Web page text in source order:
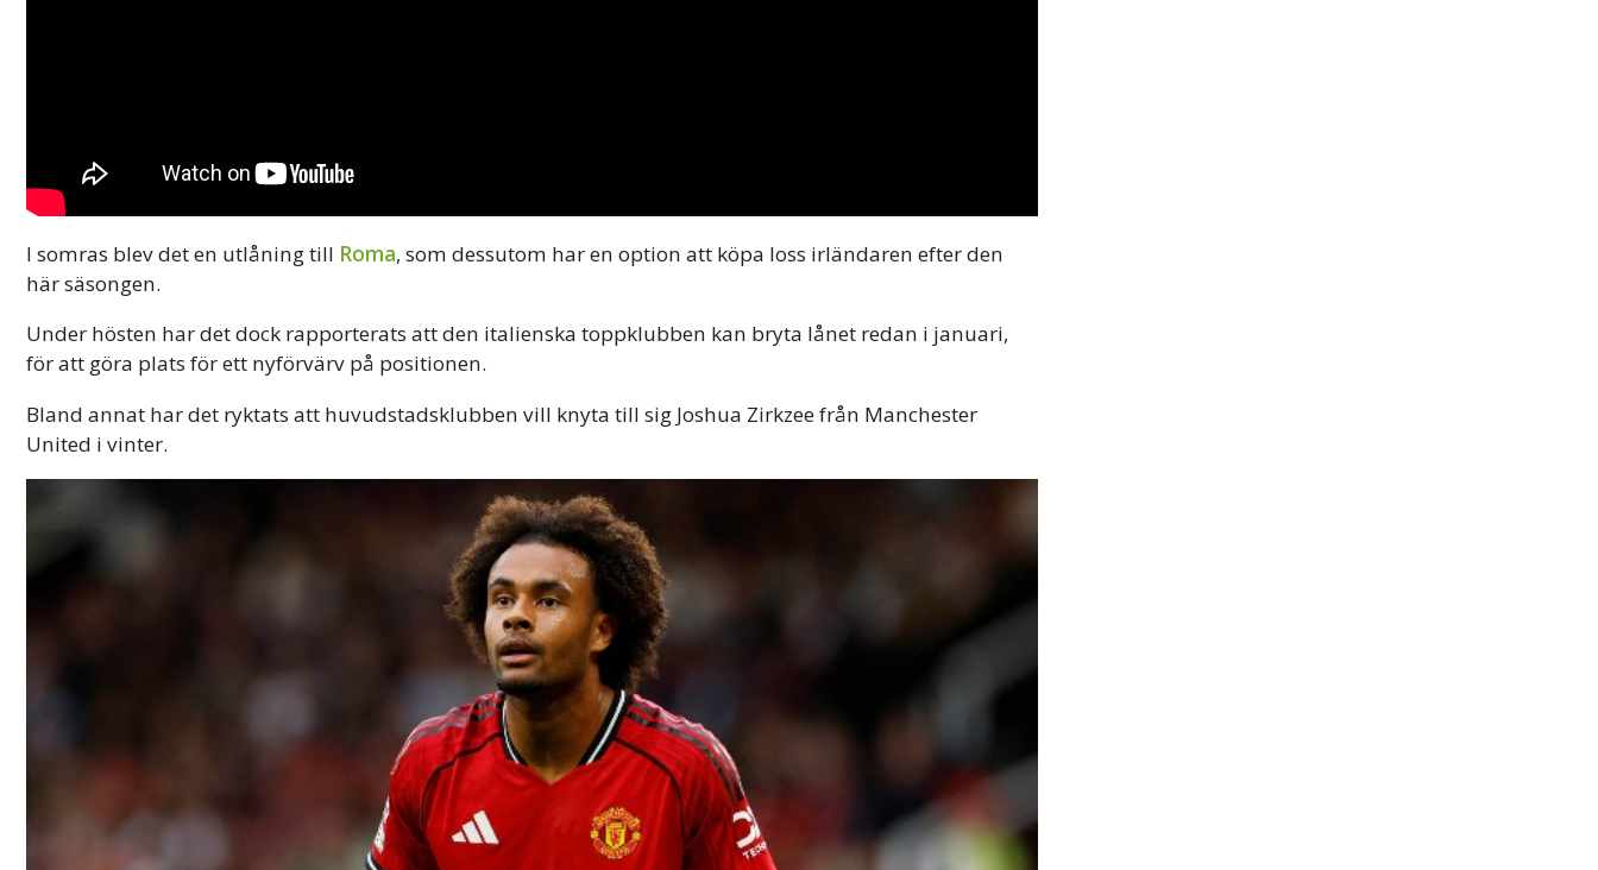
I somras blev det en utlåning till Roma, som dessutom har en option att köpa loss irländaren efter den
här säsongen.
Under hösten har det dock rapporterats att den italienska toppklubben kan bryta lånet redan i januari,
för att göra plats för ett nyförvärv på positionen.
Bland annat har det ryktats att huvudstadsklubben vill knyta till sig Joshua Zirkzee från Manchester
United i vinter.